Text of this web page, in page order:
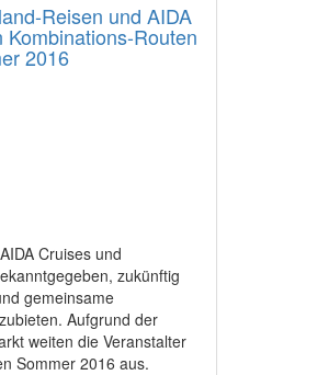
Reisen und AIDA
Kombinations-Routen
2016
Cruises und
zukünftig
gemeinsame
Aufgrund der
weiten die Veranstalter
Sommer 2016 aus.